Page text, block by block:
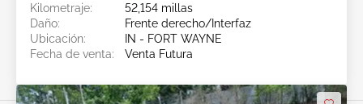
Kilometraje:
52,154 millas
Daño:
Frente derecho/Interfaz
Ubicación:
IN - FORT WAYNE
Fecha de venta:
Venta Futura